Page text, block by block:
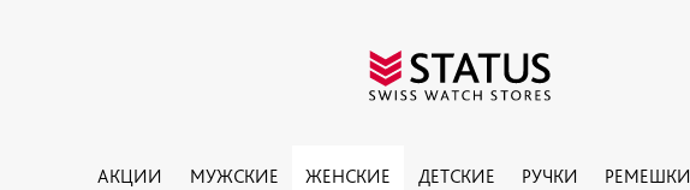
АКЦИИ МУЖСКИЕ ЖЕНСКИЕ ДЕТСКИЕ РУЧКИ РЕМЕШКИ